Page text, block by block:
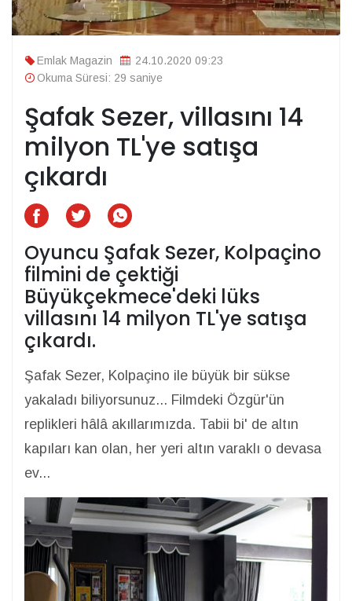
Emlak Magazin
24.10.2020 09:23
Okuma Süresi: 29 saniye
Şafak Sezer, villasını 14
milyon TL'ye satışa
çıkardı
Oyuncu Şafak Sezer, Kolpaçino
filmini de çektiği
Büyükçekmece'deki lüks
villasını 14 milyon TL'ye satışa
çıkardı.
Şafak Sezer, Kolpaçino ile büyük bir sükse
yakaladı biliyorsunuz... Filmdeki Özgür'ün
replikleri hâlâ akıllarımızda. Tabii bi' de altın
kapıları kan olan, her yeri altın varaklı o devasa
ev...